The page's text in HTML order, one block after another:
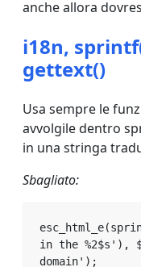
anche allora
i18n,
gettext()
Usa sempre le
avvolgile dentro
in una stringa
Sbagliato:
in the %2$s'),
domain');